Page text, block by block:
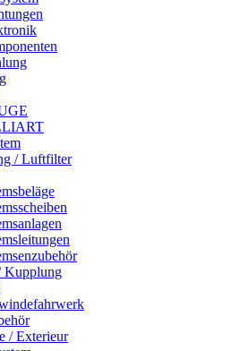
/ Luftfilter
Kupplung
/ Exterieur